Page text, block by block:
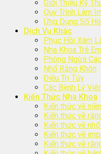
Giới Thiệu Kỹ
Quy Trình Làm
Ứng Dụng Số
Dịch Vụ Khác
Phục Hồi Xâm
Nha Khoa Trẻ Em
Phòng Ngừa
Nhổ Răng Khôn
Điều Trị Tủy
Các Bệnh Lý
Kiến Thức Nha Khoa
Kiến thức về
Kiến thức về
Kiến thức về
Kiến thức về
Kiến thức về